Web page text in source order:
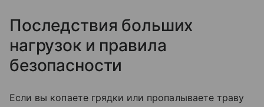
Последствия больших
нагрузок и правила
безопасности
Если вы копаете грядки или пропалываете траву